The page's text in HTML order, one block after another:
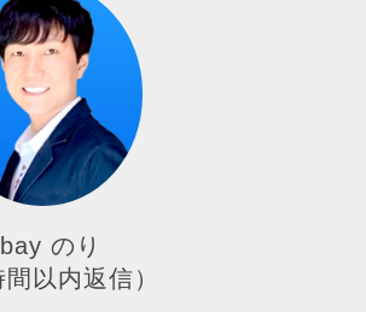
のり
間以内返信）